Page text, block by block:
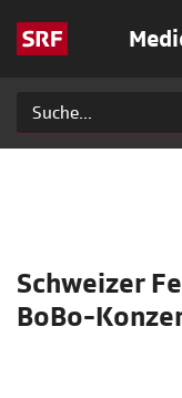
Schweizer
BoBo-